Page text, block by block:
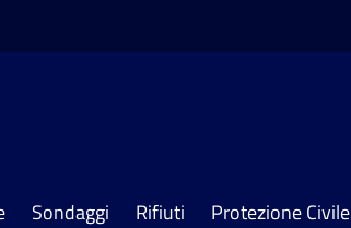
Sondaggi Rifiuti Protezione Civile